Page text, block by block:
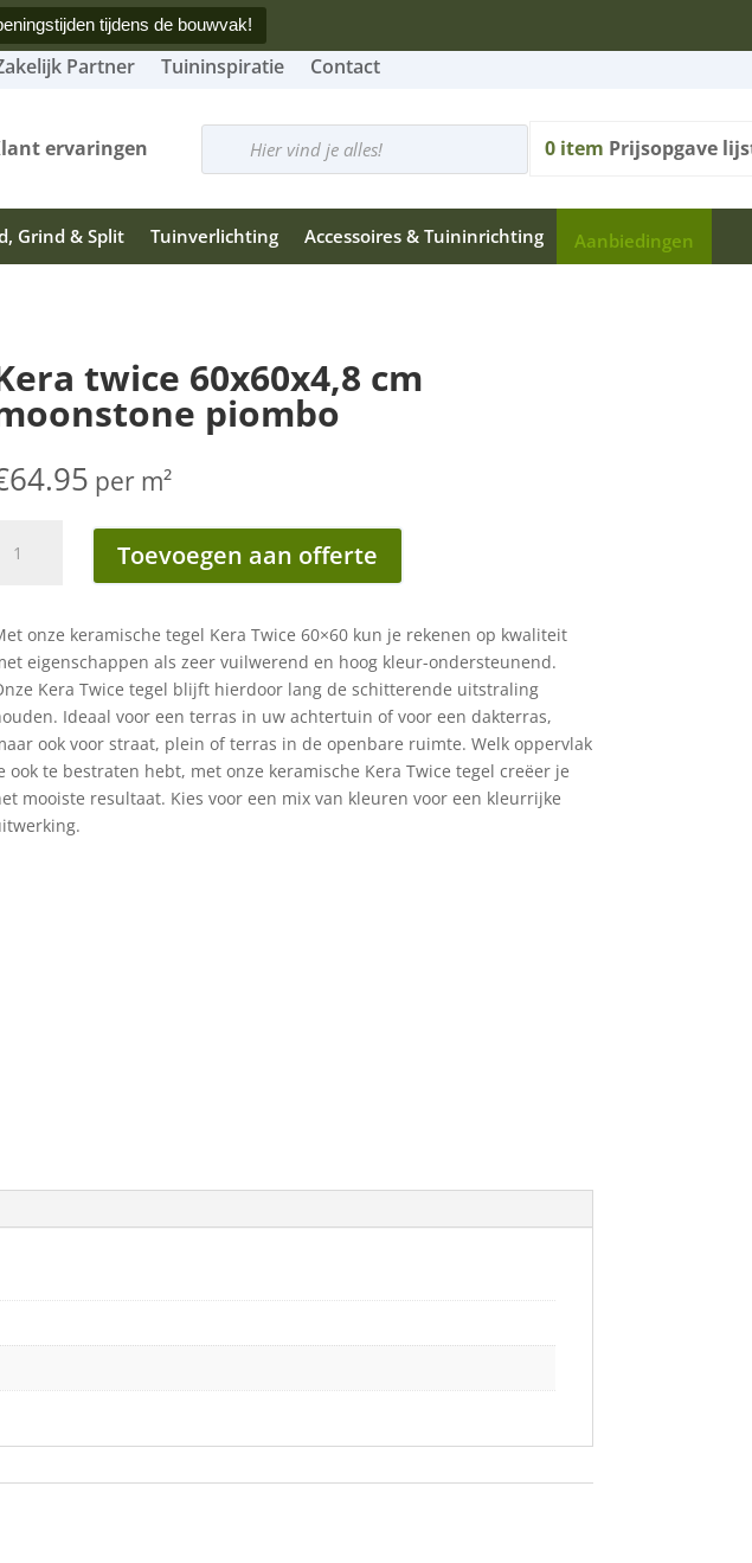
tijdens de bouwvak!
Partner Tuininspiratie Contact
ervaringen
zoeken
0 item Prijsopgave
Grind & Split Tuinverlichting Accessoires & Tuininrichting Aanbiedingen
twice 60x60x4,8 cm
piombo
64.95 per m²
twice
Toevoegen aan offerte
onze keramische tegel Kera Twice 60×60 kun je rekenen op kwaliteit
eigenschappen als zeer vuilwerend en hoog kleur-ondersteunend.
Kera Twice tegel blijft hierdoor lang de schitterende uitstraling
Ideaal voor een terras in uw achtertuin of voor een dakterras,
ook voor straat, plein of terras in de openbare ruimte. Welk oppervlak
ook te bestraten hebt, met onze keramische Kera Twice tegel creëer je
mooiste resultaat. Kies voor een mix van kleuren voor een kleurrijke